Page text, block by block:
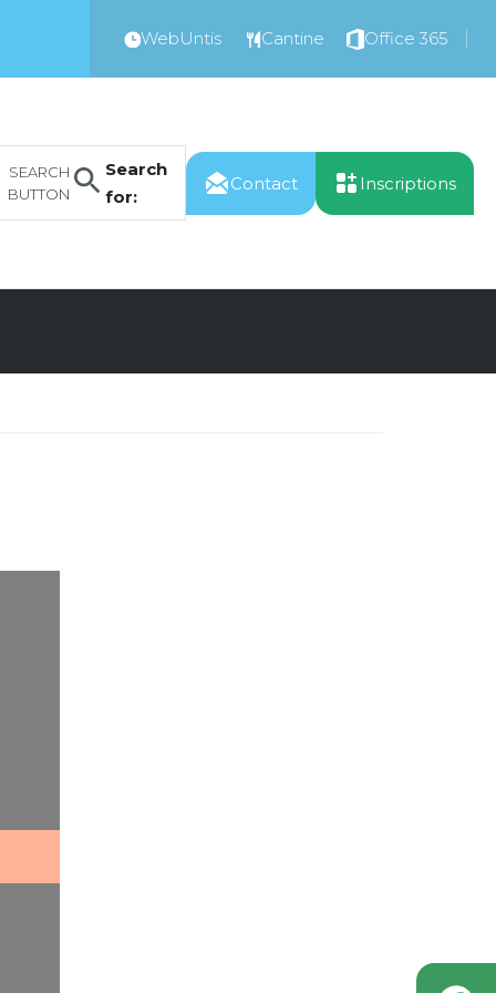
WebUntis Cantine Office 365
Search
for:
SEARCH
BUTTON
Contact Inscriptions